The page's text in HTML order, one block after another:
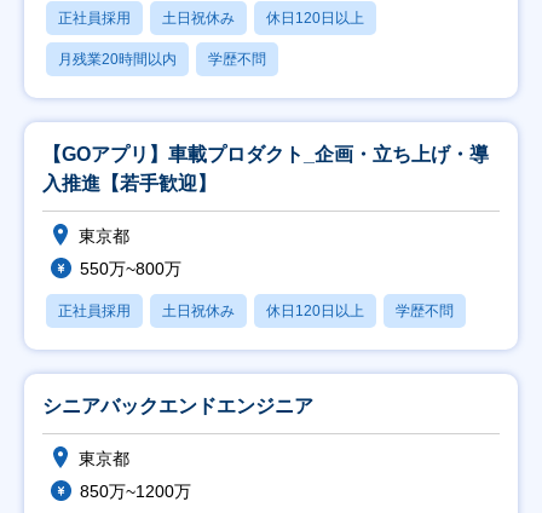
正社員採用 土日祝休み 休日120日以上
月残業20時間以内 学歴不問
【GOアプリ】車載プロダクト_企画・立ち上げ・導
入推進【若手歓迎】
東京都
550万~800万
正社員採用 土日祝休み 休日120日以上 学歴不問
シニアバックエンドエンジニア
東京都
850万~1200万